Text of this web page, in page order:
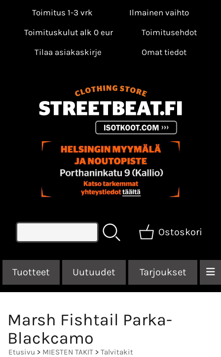
Toimitus 1-3 vrk
Ilmainen vaihto
Toimituskulut alk 0 eur
Toimitusehdot
Tilaa asiakaskirje
Omat tiedot
Ostoskori
Tuotteet Uutuudet Tarjoukset
Marsh Fishtail Parka-
Blackcamo
Etusivu > MIESTEN TAKIT > Talvitakit